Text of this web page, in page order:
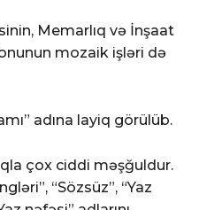
Memarlıq və İnşaat
mozaik işləri də
adına layiq görülüb.
çox ciddi məşğuldur.
“Sözsüz”, “Yaz